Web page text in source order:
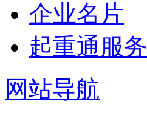
企业名片
起重通服务
网站导航